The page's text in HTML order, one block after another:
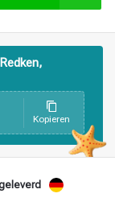
Kopieren